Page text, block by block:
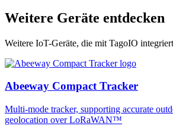
Weitere Geräte entdecken
Weitere IoT-Geräte, die mit TagoIO
Abeeway Compact Tracker
Multi-mode tracker, supporting accurate
geolocation over LoRaWAN™